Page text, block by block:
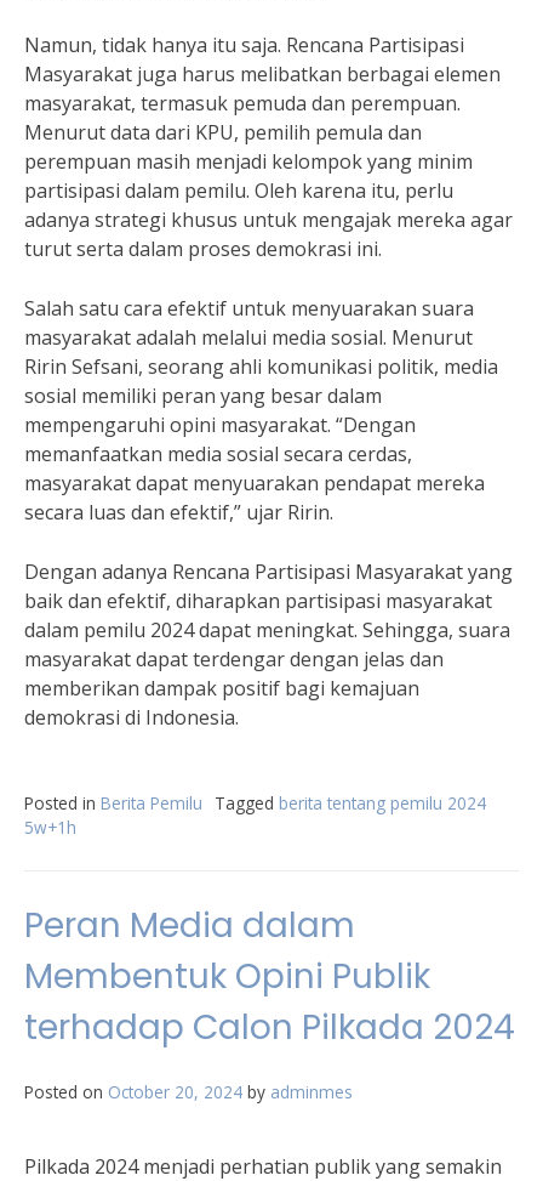
Namun, tidak hanya itu saja. Rencana Partisipasi
Masyarakat juga harus melibatkan berbagai elemen
masyarakat, termasuk pemuda dan perempuan.
Menurut data dari KPU, pemilih pemula dan
perempuan masih menjadi kelompok yang minim
partisipasi dalam pemilu. Oleh karena itu, perlu
adanya strategi khusus untuk mengajak mereka agar
turut serta dalam proses demokrasi ini.
Salah satu cara efektif untuk menyuarakan suara
masyarakat adalah melalui media sosial. Menurut
Ririn Sefsani, seorang ahli komunikasi politik, media
sosial memiliki peran yang besar dalam
mempengaruhi opini masyarakat. “Dengan
memanfaatkan media sosial secara cerdas,
masyarakat dapat menyuarakan pendapat mereka
secara luas dan efektif,” ujar Ririn.
Dengan adanya Rencana Partisipasi Masyarakat yang
baik dan efektif, diharapkan partisipasi masyarakat
dalam pemilu 2024 dapat meningkat. Sehingga, suara
masyarakat dapat terdengar dengan jelas dan
memberikan dampak positif bagi kemajuan
demokrasi di Indonesia.
Posted in Berita Pemilu Tagged berita tentang pemilu 2024
5w+1h
Peran Media dalam
Membentuk Opini Publik
terhadap Calon Pilkada 2024
Posted on October 20, 2024 by adminmes
Pilkada 2024 menjadi perhatian publik yang semakin